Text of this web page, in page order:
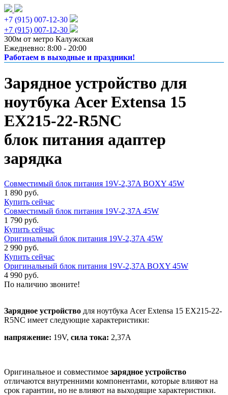
+7 (915) 007-12-30
+7 (915) 007-12-30
300м от метро Калужская
Ежедневно: 8:00 - 20:00
Работаем в выходные и праздники!
Зарядное устройство для
ноутбука Acer Extensa 15
EX215-22-R5NC
блок питания адаптер
зарядка
Совместимый блок питания 19V-2,37A BOXY 45W
1 890 руб.
Купить сейчас
Совместимый блок питания 19V-2,37A 45W
1 790 руб.
Купить сейчас
Оригинальный блок питания 19V-2,37A 45W
2 990 руб.
Купить сейчас
Оригинальный блок питания 19V-2,37A BOXY 45W
4 990 руб.
По наличию звоните!
Зарядное устройство для ноутбука Acer Extensa 15 EX215-22-
R5NC имеет следующие характеристики:
напряжение: 19V, сила тока: 2,37A
Оригинальное и совместимое зарядное устройство
отличаются внутренними компонентами, которые влияют на
срок гарантии, но не влияют на выходящие характеристики.